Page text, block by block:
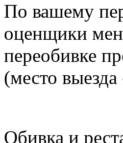
По вашему
оценщики
переобивке
(место
Обивка и